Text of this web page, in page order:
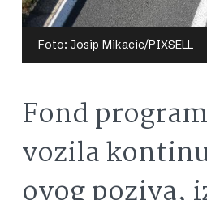
Foto: Josip Mikacic/PIXSELL
Fond
vozila